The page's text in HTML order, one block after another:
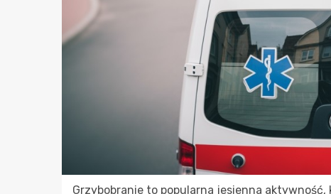
Grzybobranie to popularna jesienna